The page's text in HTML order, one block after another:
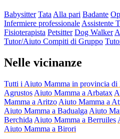
Babysitter Tata Alla pari Badante
Infermiere professionale Assistente
Fisioterapista Petsitter Dog Walker
Tutor/Aiuto Compiti di Gruppo
Nelle vicinanze
Tutti i Aiuto Mamma in provincia di
Agrustos Aiuto Mamma a Arbatax
Mamma a Aritzo Aiuto Mamma a
Aiuto Mamma a Badualga Aiuto
Berchida Aiuto Mamma a Berruiles
Aiuto Mamma a Birori